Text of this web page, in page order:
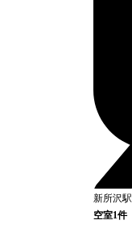
新所沢駅
空室1件